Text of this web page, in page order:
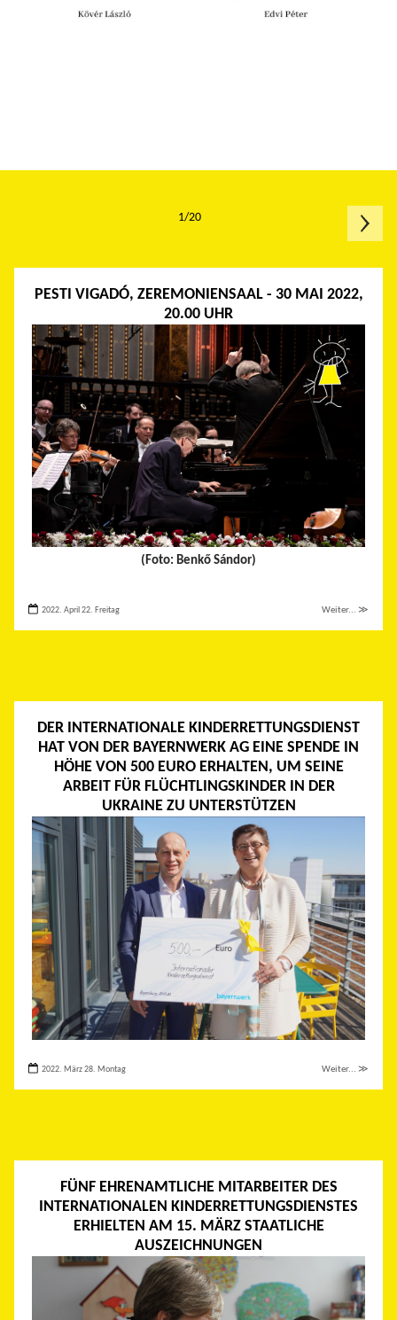
PESTI VIGADÓ, ZEREMONIENSAAL - 30 MAI 2022,
20.00 UHR
(Foto: Benkő Sándor)
2022. April 22. Freitag Weiter... ≫
DER INTERNATIONALE KINDERRETTUNGSDIENST
HAT VON DER BAYERNWERK AG EINE SPENDE IN
HÖHE VON 500 EURO ERHALTEN, UM SEINE
ARBEIT FÜR FLÜCHTLINGSKINDER IN DER
UKRAINE ZU UNTERSTÜTZEN
2022. März 28. Montag Weiter... ≫
FÜNF EHRENAMTLICHE MITARBEITER DES
INTERNATIONALEN KINDERRETTUNGSDIENSTES
ERHIELTEN AM 15. MÄRZ STAATLICHE
AUSZEICHNUNGEN
1/20